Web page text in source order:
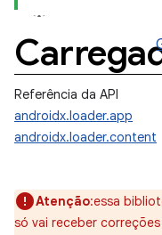
Referência da API
androidx.loader.app
androidx.loader.content
Atenção:essa
só vai receber